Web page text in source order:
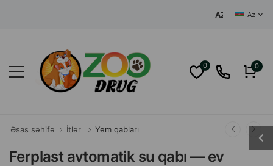
AZƏRBAYCANIN
Az
0 0
Əsas səhifə İtlər Yem qabları
Ferplast avtomatik su qabı — ev